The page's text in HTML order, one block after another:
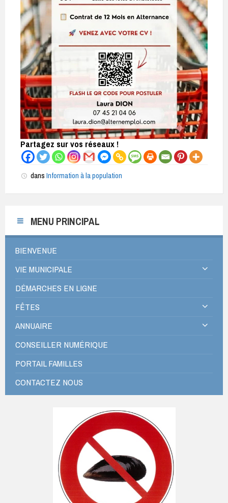
Partagez sur vos réseaux !
dans Information à la population
MENU PRINCIPAL
BIENVENUE
VIE MUNICIPALE
DÉMARCHES EN LIGNE
FÊTES
ANNUAIRE
CONSEILLER NUMÉRIQUE
PORTAIL FAMILLES
CONTACTEZ NOUS